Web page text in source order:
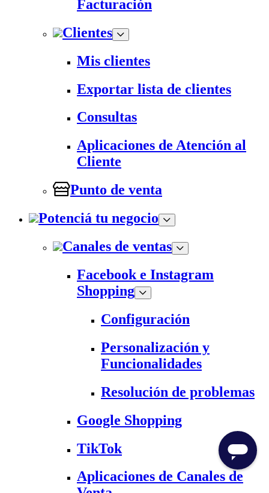
Facturación
Clientes
Mis clientes
Exportar lista de clientes
Consultas
Aplicaciones de Atención al
Cliente
Punto de venta
Potenciá tu negocio
Canales de ventas
Facebook e Instagram
Shopping
Configuración
Personalización y
Funcionalidades
Resolución de problemas
Google Shopping
TikTok
Aplicaciones de Canales de